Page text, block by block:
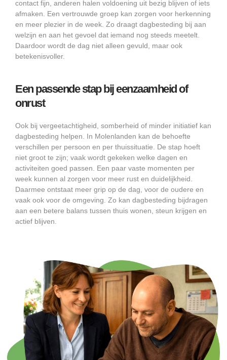
contact fijn, anderen halen voldoening uit bezig blijven of iets
afmaken. Een vertrouwde groep kan zorgen voor herkenning
en meer plezier in de week. Zo draagt dagbesteding bij aan
welzijn en aan het gevoel dat iemand nog steeds meetelt.
Daardoor wordt de dag niet alleen gevuld, maar ook
betekenisvoller.
Een passende stap bij eenzaamheid of
onrust
Ook bij vergeetachtigheid, somberheid of minder initiatief kan
dagbesteding helpen. In Molenlanden kan de behoefte
verschillen per persoon en per thuissituatie. De stap hoeft
niet groot te zijn; vaak wordt gekeken welke dagen en
activiteiten goed passen. Een paar vaste momenten per
week kunnen al zorgen voor meer rust en duidelijkheid.
Daarmee ontstaat meer grip op de dag, voor de oudere en
vaak ook voor de omgeving. Zo kan dagbesteding bijdragen
aan een betere balans tussen thuis wonen, steun krijgen en
actief blijven.